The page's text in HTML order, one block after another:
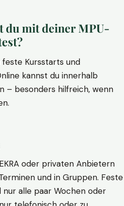
du mit deiner MPU-
Kursstarts und
kannst du innerhalb
– besonders hilfreich, wenn
oder privaten Anbietern
und in Gruppen. Feste
alle paar Wochen oder